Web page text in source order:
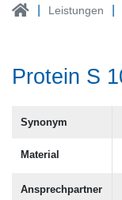
Leistungen
Protein S
Synonym
Material
Ansprechpartner